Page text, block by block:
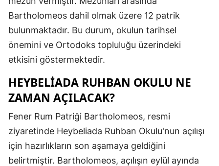
Mardin
Nevşehir
Rize
Sakarya
Bartholomeos dahil olmak üzere 12 patrik
bulunmaktadır. Bu durum, okulun tarihsel
önemini ve Ortodoks topluluğu üzerindeki
etkisini göstermektedir.
HEYBELIADA RUHBAN OKULU NE
ZAMAN AÇILACAK?
Fener Rum Patriği Bartholomeos, resmi
ziyaretinde Heybeliada Ruhban Okulu'nun açılışı
için hazırlıkların son aşamaya geldiğini
belirtmiştir. Bartholomeos, açılışın eylül ayında